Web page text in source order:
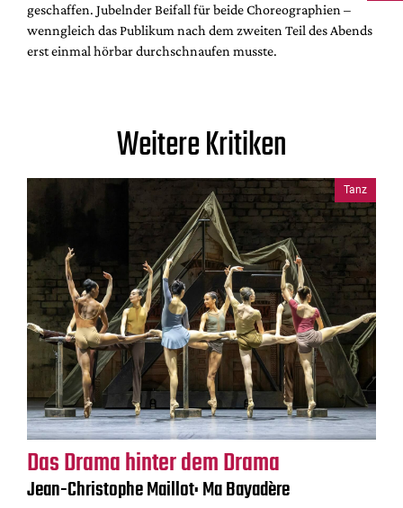
geschaffen. Jubelnder Beifall für beide Choreographien –
wenngleich das Publikum nach dem zweiten Teil des Abends
erst einmal hörbar durchschnaufen musste.
Weitere Kritiken
Tanz
Das Drama hinter dem Drama
Jean-Christophe Maillot: Ma Bayadère